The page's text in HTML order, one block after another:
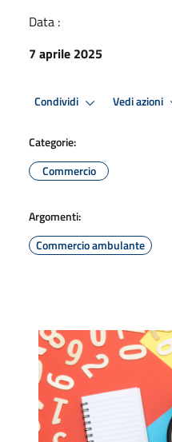
Data :
7 aprile 2025
Condividi Vedi azioni
Categorie:
Commercio
Argomenti:
Commercio ambulante